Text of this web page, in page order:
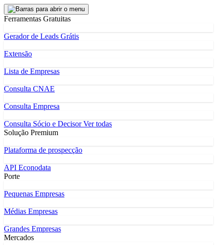
Ferramentas Gratuitas
Gerador de Leads Grátis
Extensão
Lista de Empresas
Consulta CNAE
Consulta Empresa
Consulta Sócio e DecisorVer todas
Solução Premium
Plataforma de prospecção
API Econodata
Porte
Pequenas Empresas
Médias Empresas
Grandes Empresas
Mercados